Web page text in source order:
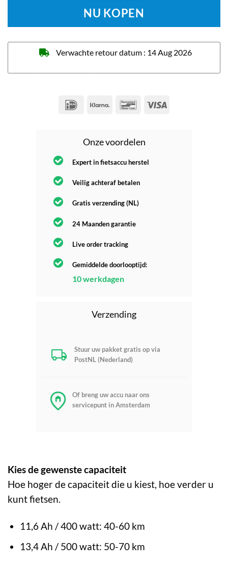
NU KOPEN
Verwachte retour datum : 14 Aug 2026
Onze voordelen
Expert in fietsaccu herstel
Veilig achteraf betalen
Gratis verzending (NL)
24 Maanden garantie
Live order tracking
Gemiddelde doorlooptijd:
10 werkdagen
Verzending
Stuur uw pakket gratis op via
PostNL (Nederland)
Of breng uw accu naar ons
servicepunt in Amsterdam
Kies de gewenste capaciteit
Hoe hoger de capaciteit die u kiest, hoe verder u
kunt fietsen.
11,6 Ah / 400 watt: 40-60 km
13,4 Ah / 500 watt: 50-70 km